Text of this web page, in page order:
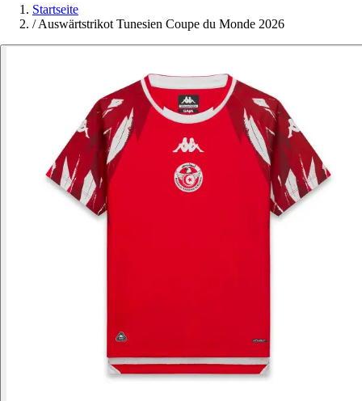
Startseite
/ Auswärtstrikot Tunesien Coupe du Monde 2026